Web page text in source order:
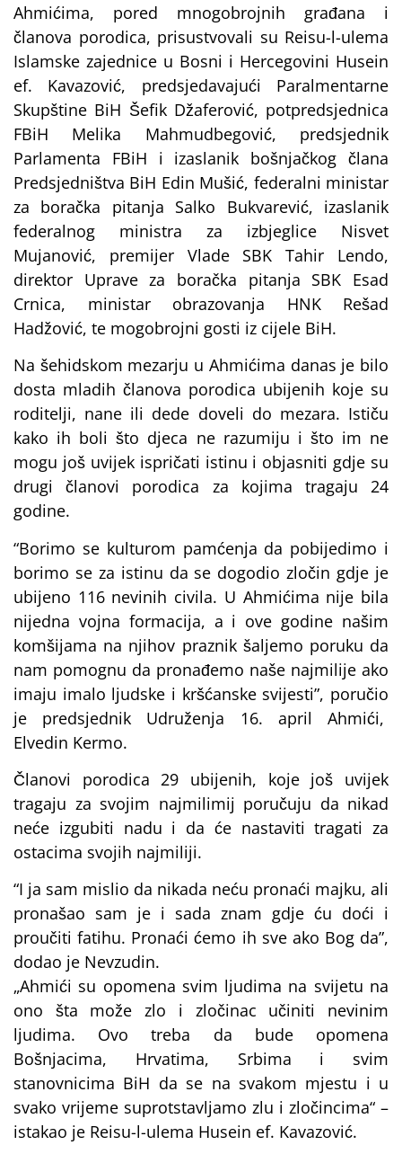
Ahmićima, pored mnogobrojnih građana i
članova porodica, prisustvovali su Reisu-l-ulema
Islamske zajednice u Bosni i Hercegovini Husein
ef. Kavazović, predsjedavajući Paralmentarne
Skupštine BiH Šefik Džaferović, potpredsjednica
FBiH Melika Mahmudbegović, predsjednik
Parlamenta FBiH i izaslanik bošnjačkog člana
Predsjedništva BiH Edin Mušić, federalni ministar
za boračka pitanja Salko Bukvarević, izaslanik
federalnog ministra za izbjeglice Nisvet
Mujanović, premijer Vlade SBK Tahir Lendo,
direktor Uprave za boračka pitanja SBK Esad
Crnica, ministar obrazovanja HNK Rešad
Hadžović, te mogobrojni gosti iz cijele BiH.
Na šehidskom mezarju u Ahmićima danas je bilo
dosta mladih članova porodica ubijenih koje su
roditelji, nane ili dede doveli do mezara. Ističu
kako ih boli što djeca ne razumiju i što im ne
mogu još uvijek ispričati istinu i objasniti gdje su
drugi članovi porodica za kojima tragaju 24
godine.
“Borimo se kulturom pamćenja da pobijedimo i
borimo se za istinu da se dogodio zločin gdje je
ubijeno 116 nevinih civila. U Ahmićima nije bila
nijedna vojna formacija, a i ove godine našim
komšijama na njihov praznik šaljemo poruku da
nam pomognu da pronađemo naše najmilije ako
imaju imalo ljudske i kršćanske svijesti”, poručio
je predsjednik Udruženja 16. april Ahmići,
Elvedin Kermo.
Članovi porodica 29 ubijenih, koje još uvijek
tragaju za svojim najmilimij poručuju da nikad
neće izgubiti nadu i da će nastaviti tragati za
ostacima svojih najmiliji.
“I ja sam mislio da nikada neću pronaći majku, ali
pronašao sam je i sada znam gdje ću doći i
proučiti fatihu. Pronaći ćemo ih sve ako Bog da”,
dodao je Nevzudin.
„Ahmići su opomena svim ljudima na svijetu na
ono šta može zlo i zločinac učiniti nevinim
ljudima. Ovo treba da bude opomena
Bošnjacima, Hrvatima, Srbima i svim
stanovnicima BiH da se na svakom mjestu i u
svako vrijeme suprotstavljamo zlu i zločincima“ –
istakao je Reisu-l-ulema Husein ef. Kavazović.